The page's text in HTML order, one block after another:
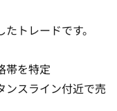
トレードです。
帯を特定
ンスライン付近で売